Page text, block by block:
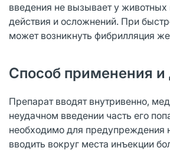
введения не вызывает у животных
действия и осложнений. При
может возникнуть фибрилляция
Способ применения и
Препарат вводят внутривенно,
неудачном введении часть его
необходимо для предупреждения
вводить вокруг места инъекции